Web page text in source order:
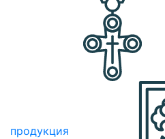
продукция